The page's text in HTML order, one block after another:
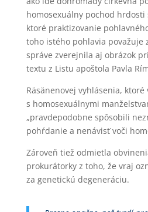
homosexuálny pochod
ktoré praktizovanie
toho istého pohlavia považuje
správe zverejnila aj obrázok
textu z Listu apoštola Pavla
Räsänenovej vyhlásenia,
s homosexuálnymi
„pravdepodobne spôsobili
pohŕdanie a nenávisť voči
Zároveň tiež odmietla
prokurátorky z toho, že vraj
za genetickú degeneráciu.